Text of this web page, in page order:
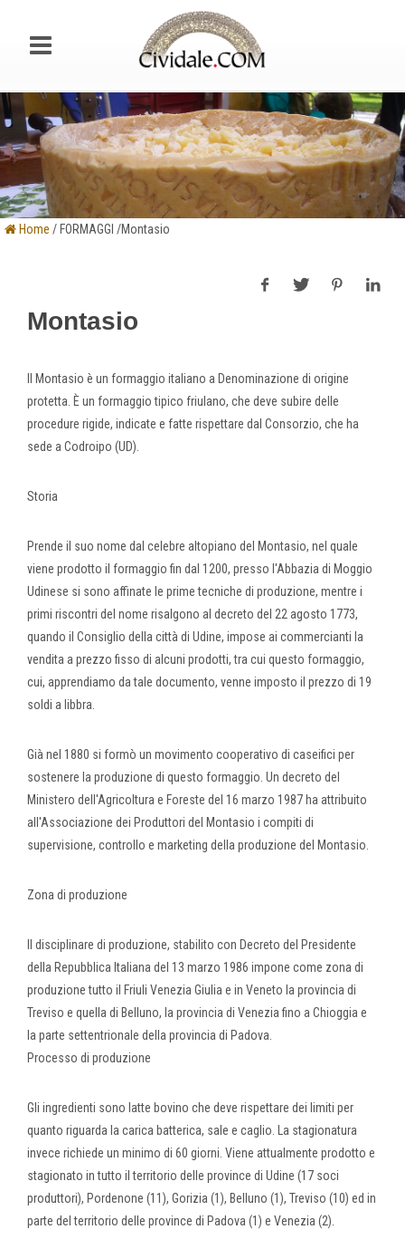
Home / FORMAGGI /Montasio
Montasio
Il Montasio è un formaggio italiano a Denominazione di origine
protetta. È un formaggio tipico friulano, che deve subire delle
procedure rigide, indicate e fatte rispettare dal Consorzio, che ha
sede a Codroipo (UD).
Storia
Prende il suo nome dal celebre altopiano del Montasio, nel quale
viene prodotto il formaggio fin dal 1200, presso l'Abbazia di Moggio
Udinese si sono affinate le prime tecniche di produzione, mentre i
primi riscontri del nome risalgono al decreto del 22 agosto 1773,
quando il Consiglio della città di Udine, impose ai commercianti la
vendita a prezzo fisso di alcuni prodotti, tra cui questo formaggio,
cui, apprendiamo da tale documento, venne imposto il prezzo di 19
soldi a libbra.
Già nel 1880 si formò un movimento cooperativo di caseifici per
sostenere la produzione di questo formaggio. Un decreto del
Ministero dell'Agricoltura e Foreste del 16 marzo 1987 ha attribuito
all'Associazione dei Produttori del Montasio i compiti di
supervisione, controllo e marketing della produzione del Montasio.
Zona di produzione
Il disciplinare di produzione, stabilito con Decreto del Presidente
della Repubblica Italiana del 13 marzo 1986 impone come zona di
produzione tutto il Friuli Venezia Giulia e in Veneto la provincia di
Treviso e quella di Belluno, la provincia di Venezia fino a Chioggia e
la parte settentrionale della provincia di Padova.
Processo di produzione
Gli ingredienti sono latte bovino che deve rispettare dei limiti per
quanto riguarda la carica batterica, sale e caglio. La stagionatura
invece richiede un minimo di 60 giorni. Viene attualmente prodotto e
stagionato in tutto il territorio delle province di Udine (17 soci
produttori), Pordenone (11), Gorizia (1), Belluno (1), Treviso (10) ed in
parte del territorio delle province di Padova (1) e Venezia (2).